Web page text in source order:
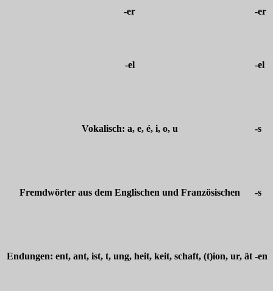
-er -er
-el -el
Vokalisch: a, e, é, i, o, u -s
Fremdwörter aus dem Englischen und Französischen -s
Endungen: ent, ant, ist, t, ung, heit, keit, schaft, (t)ion, ur, ät -en